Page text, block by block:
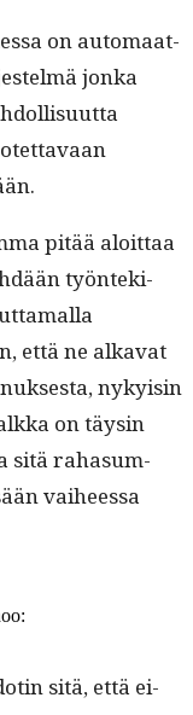
on automaat­
jon­ka
pitää aloit­taa
työn­tek­i­
että ne alka­vat
nyky­isin
on täysin
sitä raha­sum­
vai­heessa
sitä, että ei-